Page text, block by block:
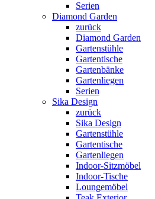
Serien
Diamond Garden
zurück
Diamond Garden
Gartenstühle
Gartentische
Gartenbänke
Gartenliegen
Serien
Sika Design
zurück
Sika Design
Gartenstühle
Gartentische
Gartenliegen
Indoor-Sitzmöbel
Indoor-Tische
Loungemöbel